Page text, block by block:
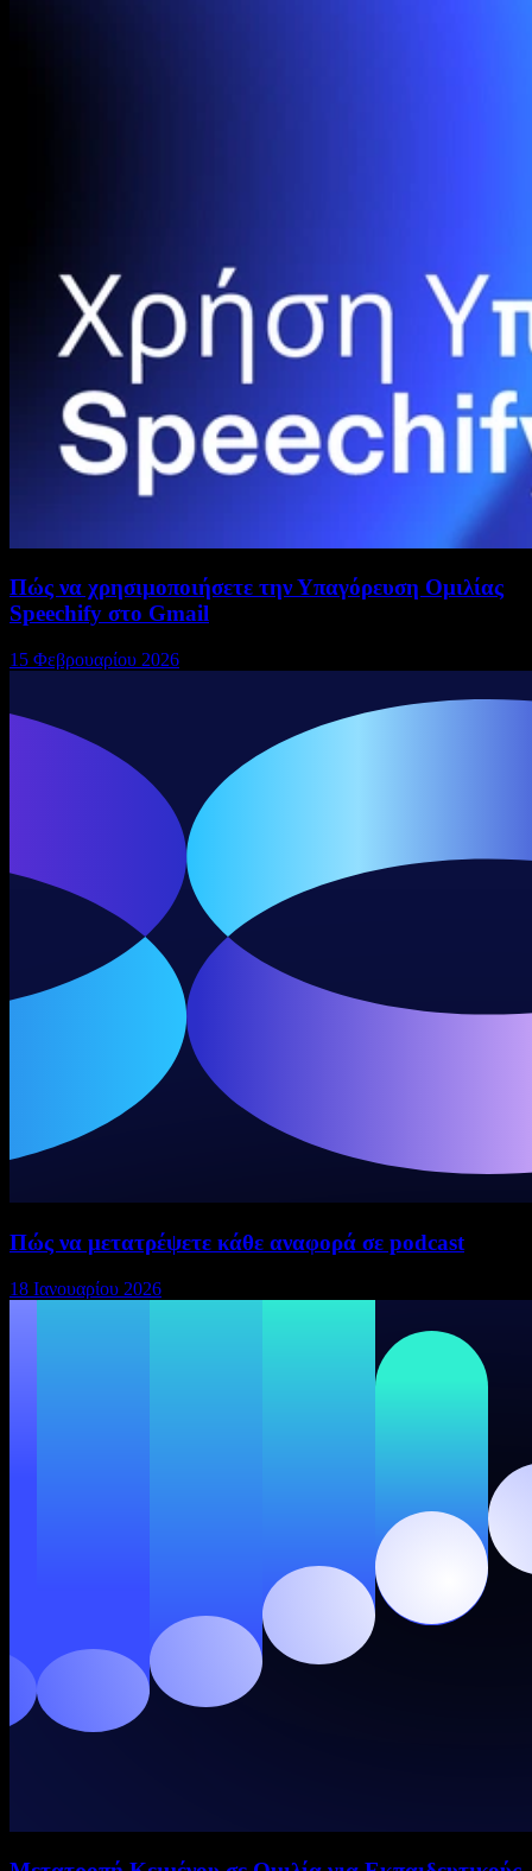
Πώς να χρησιμοποιήσετε την Υπαγόρευση Ομιλίας
Speechify στο Gmail
15 Φεβρουαρίου 2026
Πώς να μετατρέψετε κάθε αναφορά σε podcast
18 Ιανουαρίου 2026